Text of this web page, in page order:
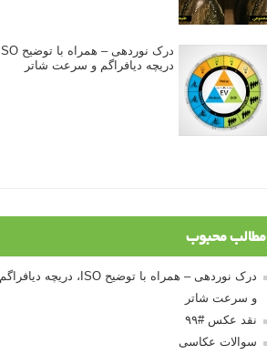
دریچه دیافراگم و سرعت شاتر
مطالب محبوب
درک نوردهی – همراه با توضیح ISO، دریچه دیافراگم
و سرعت شاتر
نقد عکس #۹۹
سوالات عکاسی